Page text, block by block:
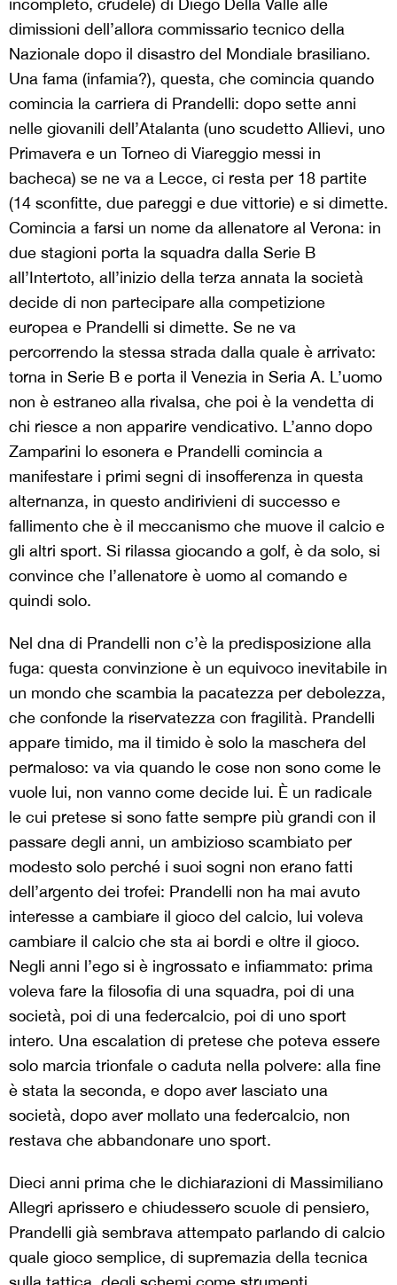
incompleto, crudele) di Diego Della Valle alle
dimissioni dell’allora commissario tecnico della
Nazionale dopo il disastro del Mondiale brasiliano.
Una fama (infamia?), questa, che comincia quando
comincia la carriera di Prandelli: dopo sette anni
nelle giovanili dell’Atalanta (uno scudetto Allievi, uno
Primavera e un Torneo di Viareggio messi in
bacheca) se ne va a Lecce, ci resta per 18 partite
(14 sconfitte, due pareggi e due vittorie) e si dimette.
Comincia a farsi un nome da allenatore al Verona: in
due stagioni porta la squadra dalla Serie B
all’Intertoto, all’inizio della terza annata la società
decide di non partecipare alla competizione
europea e Prandelli si dimette. Se ne va
percorrendo la stessa strada dalla quale è arrivato:
torna in Serie B e porta il Venezia in Seria A. L’uomo
non è estraneo alla rivalsa, che poi è la vendetta di
chi riesce a non apparire vendicativo. L’anno dopo
Zamparini lo esonera e Prandelli comincia a
manifestare i primi segni di insofferenza in questa
alternanza, in questo andirivieni di successo e
fallimento che è il meccanismo che muove il calcio e
gli altri sport. Si rilassa giocando a golf, è da solo, si
convince che l’allenatore è uomo al comando e
quindi solo.
Nel dna di Prandelli non c’è la predisposizione alla
fuga: questa convinzione è un equivoco inevitabile in
un mondo che scambia la pacatezza per debolezza,
che confonde la riservatezza con fragilità. Prandelli
appare timido, ma il timido è solo la maschera del
permaloso: va via quando le cose non sono come le
vuole lui, non vanno come decide lui. È un radicale
le cui pretese si sono fatte sempre più grandi con il
passare degli anni, un ambizioso scambiato per
modesto solo perché i suoi sogni non erano fatti
dell’argento dei trofei: Prandelli non ha mai avuto
interesse a cambiare il gioco del calcio, lui voleva
cambiare il calcio che sta ai bordi e oltre il gioco.
Negli anni l’ego si è ingrossato e infiammato: prima
voleva fare la filosofia di una squadra, poi di una
società, poi di una federcalcio, poi di uno sport
intero. Una escalation di pretese che poteva essere
solo marcia trionfale o caduta nella polvere: alla fine
è stata la seconda, e dopo aver lasciato una
società, dopo aver mollato una federcalcio, non
restava che abbandonare uno sport.
Dieci anni prima che le dichiarazioni di Massimiliano
Allegri aprissero e chiudessero scuole di pensiero,
Prandelli già sembrava attempato parlando di calcio
quale gioco semplice, di supremazia della tecnica